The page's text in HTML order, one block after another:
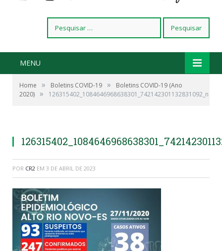
por:
MENU
Home » Boletins COVID-19 »
Boletins COVID-19 (Ano
2020) » 126315402_1084646968638301_742142301132831092_n
POR CR2 EM 3 DE ABRIL DE 2023